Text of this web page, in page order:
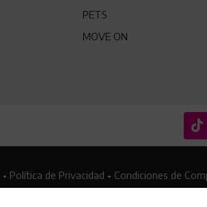
PETS
MOVE ON
• Política de Privacidad • Condiciones de